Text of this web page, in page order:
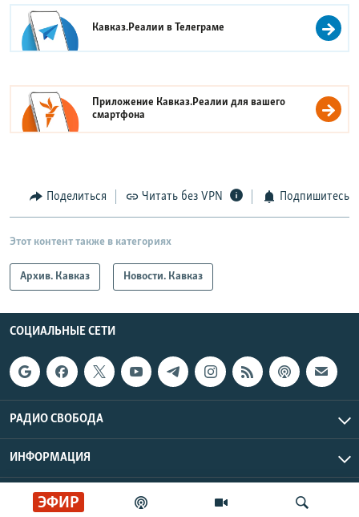
ЭФИР
Кавказ.Реалии вТелеграме
Приложение Кавказ.Реалии для вашего
смартфона
Поделиться Читать без VPN Подпишитесь
Этот контент также в категориях
Архив. Кавказ Новости. Кавказ
СОЦИАЛЬНЫЕ СЕТИ
РАДИО СВОБОДА
ИНФОРМАЦИЯ
Радио Свобода © 2026 RFE/RL, Inc. | Все права защищены.